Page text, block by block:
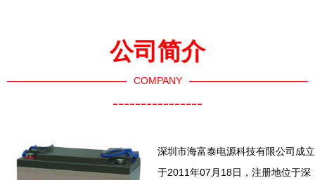
公司简介
COMPANY
----------------
深圳市海富泰电源科技有限公司成立
于2011年07月18日，注册地位于深